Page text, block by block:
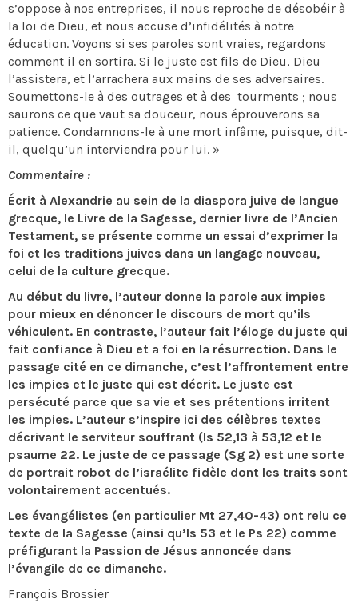
s’oppose à nos entreprises, il nous reproche de désobéir à
la loi de Dieu, et nous accuse d’infidélités à notre
éducation. Voyons si ses paroles sont vraies, regardons
comment il en sortira. Si le juste est fils de Dieu, Dieu
l’assistera, et l’arrachera aux mains de ses adversaires.
Soumettons-le à des outrages et à des tourments ; nous
saurons ce que vaut sa douceur, nous éprouverons sa
patience. Condamnons-le à une mort infâme, puisque, dit-
il, quelqu’un interviendra pour lui. »
Commentaire :
Écrit à Alexandrie au sein de la diaspora juive de langue
grecque, le Livre de la Sagesse, dernier livre de l’Ancien
Testament, se présente comme un essai d’exprimer la
foi et les traditions juives dans un langage nouveau,
celui de la culture grecque.
Au début du livre, l’auteur donne la parole aux impies
pour mieux en dénoncer le discours de mort qu’ils
véhiculent. En contraste, l’auteur fait l’éloge du juste qui
fait confiance à Dieu et a foi en la résurrection. Dans le
passage cité en ce dimanche, c’est l’affrontement entre
les impies et le juste qui est décrit. Le juste est
persécuté parce que sa vie et ses prétentions irritent
les impies. L’auteur s’inspire ici des célèbres textes
décrivant le serviteur souffrant (Is 52,13 à 53,12 et le
psaume 22. Le juste de ce passage (Sg 2) est une sorte
de portrait robot de l’israélite fidèle dont les traits sont
volontairement accentués.
Les évangélistes (en particulier Mt 27,40-43) ont relu ce
texte de la Sagesse (ainsi qu’Is 53 et le Ps 22) comme
préfigurant la Passion de Jésus annoncée dans
l’évangile de ce dimanche.
François Brossier